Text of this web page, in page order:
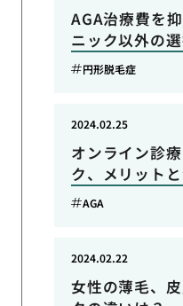
AGA治療費を
ニック以外の
円形脱毛症
オンライン診
ク、メリット
2024.02.25
AGA
女性の薄毛、
2024.02.22